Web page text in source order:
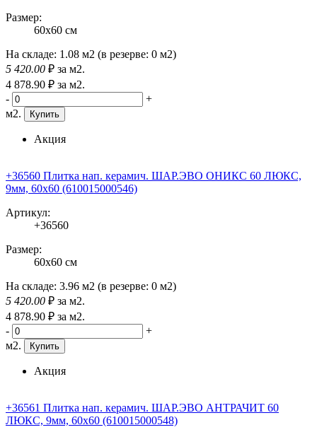
Размер:
60x60 см
На складе: 1.08 м2 (в резерве: 0 м2)
5 420.00 ₽ за м2.
4 878.90 ₽ за м2.
-
+
м2.
Купить
Акция
+36560 Плитка нап. керамич. ШАР.ЭВО ОНИКС 60 ЛЮКС,
9мм, 60x60 (610015000546)
Артикул:
+36560
Размер:
60x60 см
На складе: 3.96 м2 (в резерве: 0 м2)
5 420.00 ₽ за м2.
4 878.90 ₽ за м2.
-
+
м2.
Купить
Акция
+36561 Плитка нап. керамич. ШАР.ЭВО АНТРАЧИТ 60
ЛЮКС, 9мм, 60x60 (610015000548)